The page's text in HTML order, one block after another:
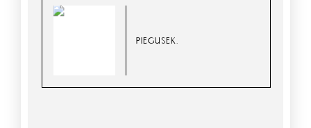
PIEGUSEK.